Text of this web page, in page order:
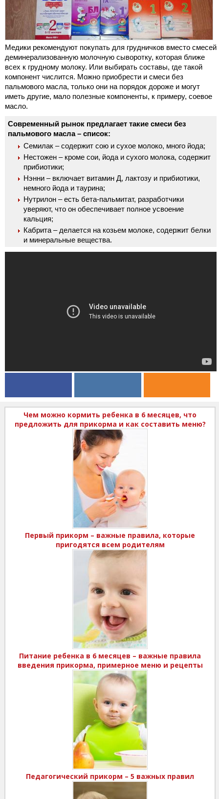
Медики рекомендуют покупать для грудничков вместо смесей
деминерализованную молочную сыворотку, которая ближе
всех к грудному молоку. Или выбирать составы, где такой
компонент числится. Можно приобрести и смеси без
пальмового масла, только они на порядок дороже и могут
иметь другие, мало полезные компоненты, к примеру, соевое
масло.
Современный рынок предлагает такие смеси без
пальмового масла – список:
Семилак – содержит сою и сухое молоко, много йода;
Нестожен – кроме сои, йода и сухого молока, содержит
прибиотики;
Нэнни – включает витамин Д, лактозу и прибиотики,
немного йода и таурина;
Нутрилон – есть бета-пальмитат, разработчики
уверяют, что он обеспечивает полное усвоение
кальция;
Кабрита – делается на козьем молоке, содержит белки
и минеральные вещества.
Чем можно кормить ребенка в 6 месяцев, что
предложить для прикорма и как составить меню?
Первый прикорм – важные правила, которые
пригодятся всем родителям
Питание ребенка в 6 месяцев – важные правила
введения прикорма, примерное меню и рецепты
Педагогический прикорм – 5 важных правил